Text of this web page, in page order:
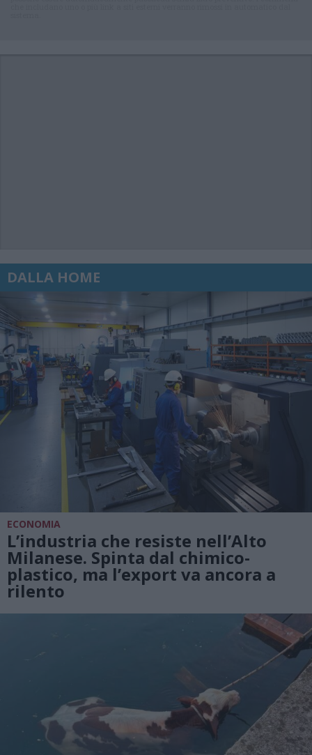
DALLA HOME
ECONOMIA
L’industria che resiste nell’Alto
Milanese. Spinta dal chimico-
plastico, ma l’export va ancora a
rilento